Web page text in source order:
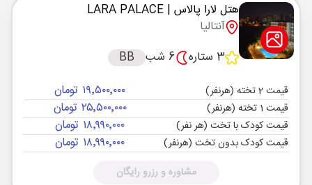
هتل لارا پالاس | LARA PALACE
آنتالیا
3 ستاره
6 شب BB
قیمت 2 تخته (هرنفر) ۱۹٬۵۰۰٬۰۰۰ تومان
قیمت 1 تخته (هرنفر) ۲۵٬۵۰۰٬۰۰۰ تومان
قیمت کودک با تخت (هر نفر) ۱۸٬۹۹۰٬۰۰۰ تومان
قیمت کودک بدون تخت (هرنفر) ۱۸٬۹۹۰٬۰۰۰ تومان
مشاوره و رزرو رایگان